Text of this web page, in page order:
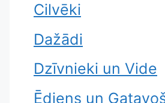
Cilvēki
Dažādi
Dzīvnieki un Vide
Ēdiens un